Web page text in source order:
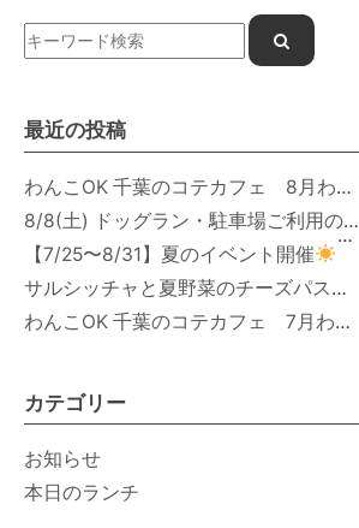
最近の投稿
わんこOK 千葉のコテカフェ 8月わんこの日 オートミールdeローストビーフライス
8/8(土) ドッグラン・駐車場ご利用のお知らせ
【7/25〜8/31】夏のイベント開催
サルシッチャと夏野菜のチーズパスタ期間限定新メニュー登場！
わんこOK 千葉のコテカフェ 7月わんこの日 白身魚とカラフルやさいのオムレツ
カテゴリー
お知らせ
本日のランチ